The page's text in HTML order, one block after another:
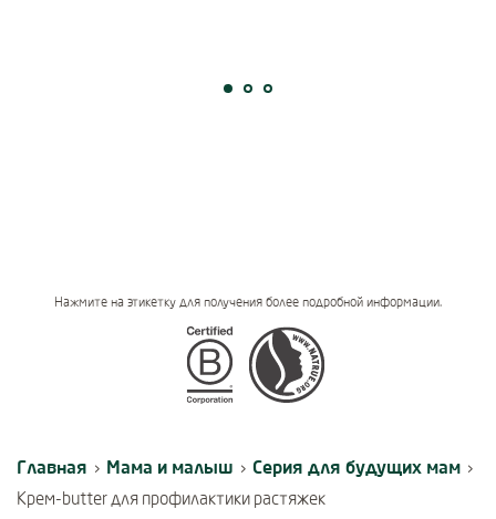
Certifications
Нажмите на этикетку для получения более подробной информации.
Главная › Мама и малыш › Серия для будущих мам ›
Крем-butter для профилактики растяжек